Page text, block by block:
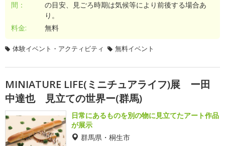
間：
の目安、見ごろ時期は気候等により前後する場合あ
り。
料金:
無料
体験イベント・アクティビティ 無料イベント
MINIATURE LIFE(ミニチュアライフ)展 ー田
中達也 見立ての世界ー(群馬)
日常にあるものを別の物に見立てたアート作品
が展示
群馬県・桐生市